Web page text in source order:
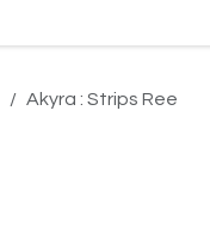
Akyra : Strips Ree